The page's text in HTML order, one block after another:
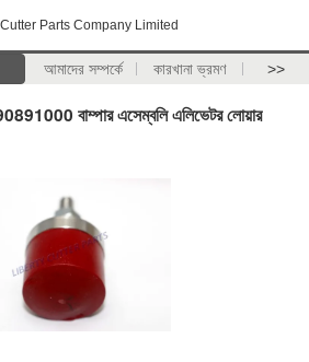
Parts Company Limited
আমাদের সম্পর্কে কারখানা ভ্রমণ >>
বাম্পার এসেম্বলি এলিভেটর লোয়ার